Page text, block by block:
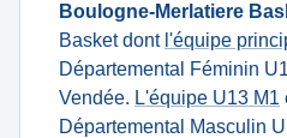
Boulogne-Merlatiere
Basket dont l'équipe
Départemental Féminin
Vendée. L'équipe U13 M1
Départemental Masculin